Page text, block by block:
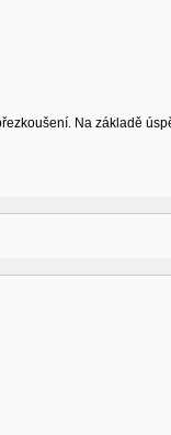
Na základě